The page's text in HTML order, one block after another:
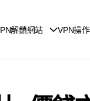
解鎖網站 VPN操